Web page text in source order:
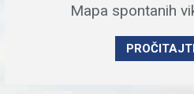
Mapa spontanih